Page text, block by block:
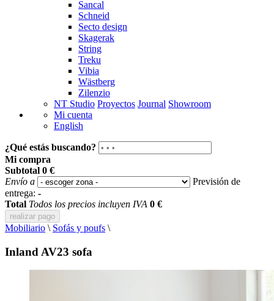
Sancal
Schneid
Secto design
Skagerak
String
Treku
Vibia
Wästberg
Zilenzio
NT Studio Proyectos Journal Showroom
Mi cuenta
English
¿Qué estás buscando?
Mi compra
Subtotal 0 €
Envío a
Previsión de
entrega: -
Total Todos los precios incluyen IVA 0 €
realizar pago
Mobiliario \ Sofás y poufs \
Inland AV23 sofa